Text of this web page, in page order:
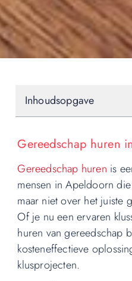
Gereedschap huren
Gereedschap huren is
mensen in Apeldoorn
maar niet over het juiste
Of je nu een ervaren
huren van gereedschap
kosteneffectieve
klusprojecten.
Inhoudsopgave